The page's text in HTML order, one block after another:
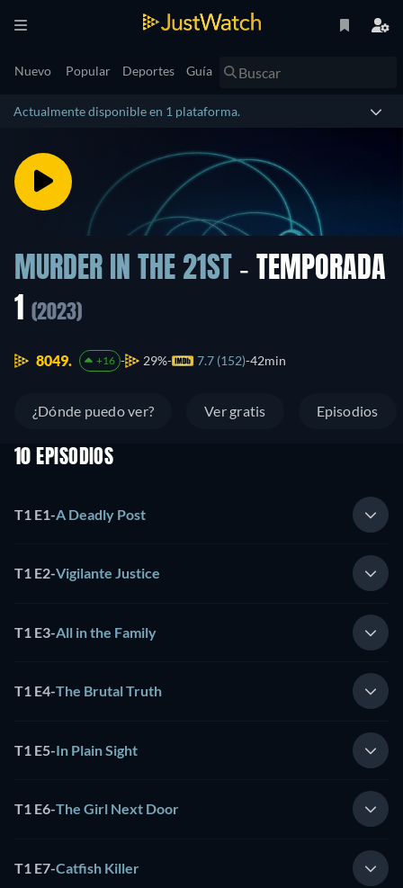
Nuevo Popular Deportes Guía
Actualmente disponible en 1 plataforma.
MURDER IN THE 21ST
- TEMPORADA
1
(2023)
8049. +16 29% 7.7 (152) 42min
¿Dónde puedo ver? Ver gratis Episodios
10 EPISODIOS
T1 E1-A Deadly Post
T1 E2-Vigilante Justice
T1 E3-All in the Family
T1 E4-The Brutal Truth
T1 E5-In Plain Sight
T1 E6-The Girl Next Door
T1 E7-Catfish Killer